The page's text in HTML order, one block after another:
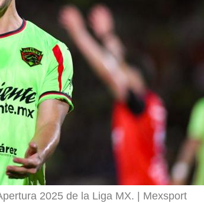
2025 de la Liga MX. Mexsport